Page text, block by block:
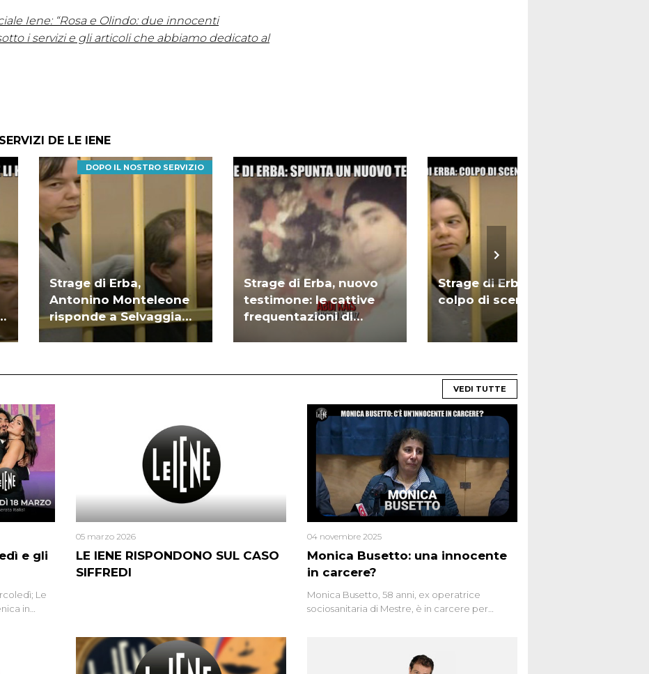
Iene: “Rosa e Olindo: due innocenti
i servizi e gli articoli che abbiamo dedicato al
DE LE IENE
DOPO IL NOSTRO SERVIZIO
Strage di Erba,
Antonino Monteleone
risponde a Selvaggia
Lucarelli e Gianluigi
Strage di Erba, nuovo
testimone: le cattive
frequentazioni di
Strage di Erba: nuovo
colpo di scena | VIDEO
VEDI TUTTE
e gli
Le
in
LE IENE RISPONDONO SUL CASO
SIFFREDI
05 marzo 2026
Monica Busetto: una innocente
in carcere?
04 novembre 2025
Monica Busetto, 58 anni, ex operatrice
sociosanitaria di Mestre, è in carcere per
Monica si proclama innocente. Nel 2015